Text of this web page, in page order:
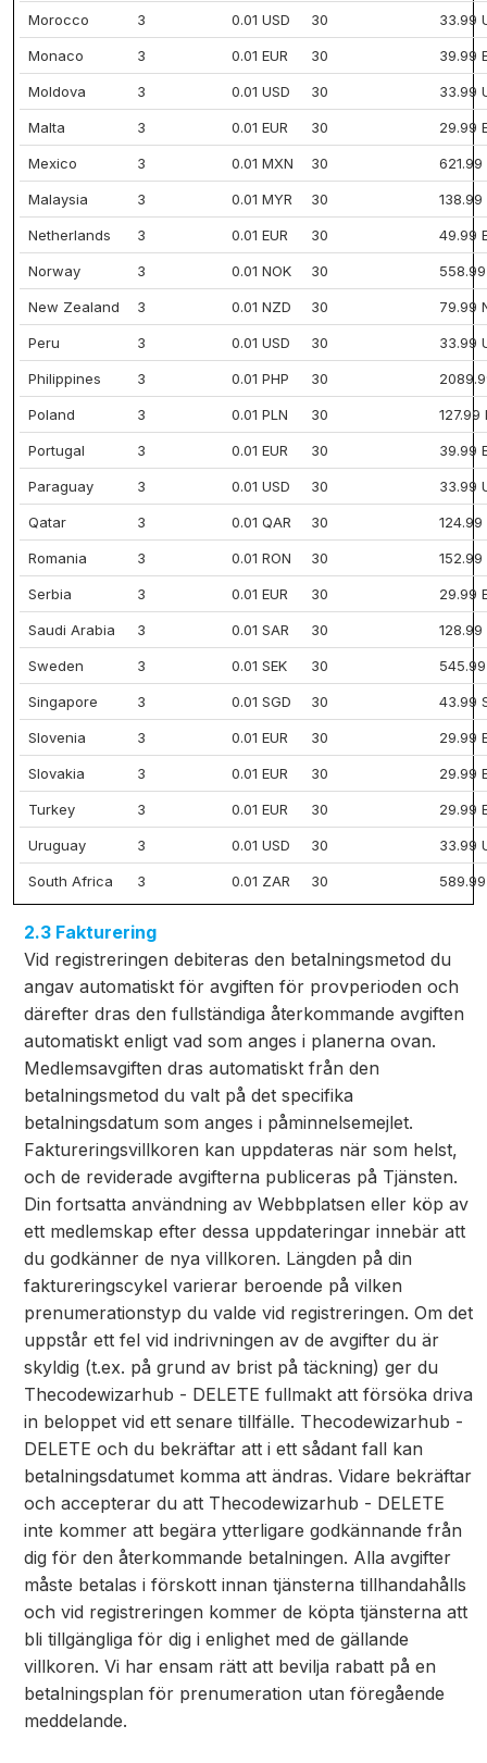
Morocco 3 0.01 USD 30 33.99
Monaco 3 0.01 EUR 30 39.99
Moldova 3 0.01 USD 30 33.99
Malta 3 0.01 EUR 30 29.99
Mexico 3 0.01 MXN 30 621.99
Malaysia 3 0.01 MYR 30 138.99
Netherlands 3 0.01 EUR 30 49.99
Norway 3 0.01 NOK 30
New Zealand 3 0.01 NZD 30 79.99
Peru 3 0.01 USD 30 33.99
Philippines 3 0.01 PHP 30
Poland 3 0.01 PLN 30 127.99
Portugal 3 0.01 EUR 30 39.99
Paraguay 3 0.01 USD 30 33.99
Qatar 3 0.01 QAR 30 124.99
Romania 3 0.01 RON 30 152.99
Serbia 3 0.01 EUR 30 29.99
Saudi Arabia 3 0.01 SAR 30 128.99
Sweden 3 0.01 SEK 30 545.99
Singapore 3 0.01 SGD 30 43.99
Slovenia 3 0.01 EUR 30 29.99
Slovakia 3 0.01 EUR 30 29.99
Turkey 3 0.01 EUR 30 29.99
Uruguay 3 0.01 USD 30 33.99
South Africa 3 0.01 ZAR 30
2.3 Fakturering
Vid registreringen debiteras den betalningsmetod du
angav automatiskt för avgiften för provperioden och
därefter dras den fullständiga återkommande avgiften
automatiskt enligt vad som anges i planerna ovan.
Medlemsavgiften dras automatiskt från den
betalningsmetod du valt på det specifika
betalningsdatum som anges i påminnelsemejlet.
Faktureringsvillkoren kan uppdateras när som helst,
och de reviderade avgifterna publiceras på Tjänsten.
Din fortsatta användning av Webbplatsen eller köp av
ett medlemskap efter dessa uppdateringar innebär att
du godkänner de nya villkoren. Längden på din
faktureringscykel varierar beroende på vilken
prenumerationstyp du valde vid registreringen. Om det
uppstår ett fel vid indrivningen av de avgifter du är
skyldig (t.ex. på grund av brist på täckning) ger du
Thecodewizarhub - DELETE fullmakt att försöka driva
in beloppet vid ett senare tillfälle. Thecodewizarhub -
DELETE och du bekräftar att i ett sådant fall kan
betalningsdatumet komma att ändras. Vidare bekräftar
och accepterar du att Thecodewizarhub - DELETE
inte kommer att begära ytterligare godkännande från
dig för den återkommande betalningen. Alla avgifter
måste betalas i förskott innan tjänsterna tillhandahålls
och vid registreringen kommer de köpta tjänsterna att
bli tillgängliga för dig i enlighet med de gällande
villkoren. Vi har ensam rätt att bevilja rabatt på en
betalningsplan för prenumeration utan föregående
meddelande.